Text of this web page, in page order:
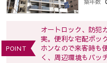
POINT
オートロック、防犯
実。便利な宅配ボッ
ホンなので来客時も
く、周辺環境もバッ